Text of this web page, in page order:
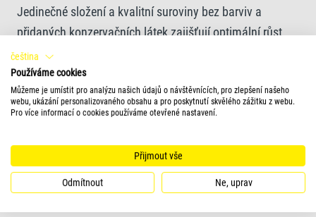
Jedinečné složení a kvalitní suroviny bez barviv a
přidaných konzervačních látek zajišťují optimální růst
Krmný formulář (volitelné)
Více informací
čeština
Používáme cookies
Můžeme je umístit pro analýzu našich údajů o návštěvnících, pro zlepšení našeho
webu, ukázání personalizovaného obsahu a pro poskytnutí skvělého zážitku z webu.
Pro více informací o cookies používáme otevřené nastavení.
Přijmout vše
Odmítnout Ne, uprav